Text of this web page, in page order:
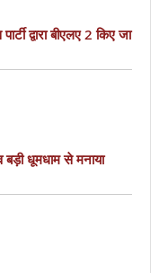
द्वारा बीएलए 2 किए जा
बड़ी धूमधाम से मनाया